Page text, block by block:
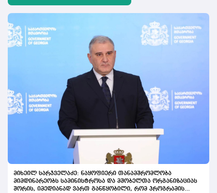
მიხეილ სარჯველაძე: ნაყოფიერი თანამშრომლობა
მიმდინარეობს სამინისტროსა და მშობელთა ორგანიზაციას
შორის, იმედიანად ვართ განწყობილი, რომ პროგრამის